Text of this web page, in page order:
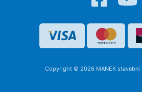
Copyright © 2026 MANEK stavební